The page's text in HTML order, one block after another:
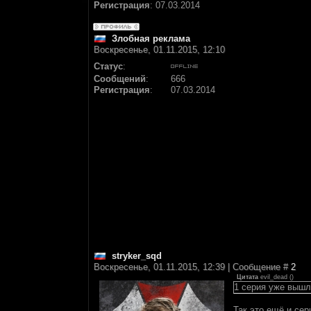
Регистрация: 07.03.2014
Злобная реклама
Воскресенье, 01.11.2015, 12:10
Статус:
Сообщений:
666
Регистрация: 07.03.2014
stryker_sqd
Воскресенье, 01.11.2015, 12:39 | Сообщение # 2
Цитата evil_dead ()
1 серия уже